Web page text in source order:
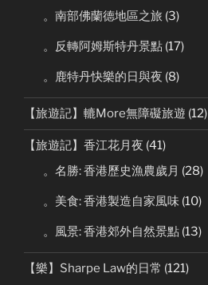
。南部佛蘭德地區之旅 (3)
。反轉阿姆斯特丹景點 (17)
。鹿特丹快樂的日與夜 (8)
【旅遊記】轆More無障礙旅遊 (12)
【旅遊記】香江花月夜 (41)
。名勝: 香港歷史漁農歲月 (28)
。美食: 香港製造自家風味 (10)
。風景: 香港郊外自然景點 (13)
【樂】Sharpe Law的日常 (121)